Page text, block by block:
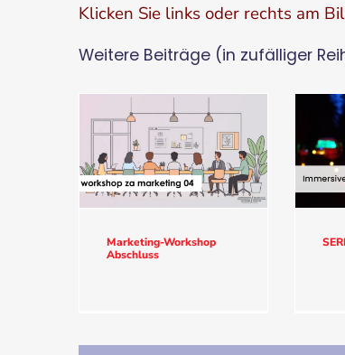
Klicken Sie links oder rechts am
Weitere Beiträge (in zufälliger
Marketing-Workshop
Abschluss